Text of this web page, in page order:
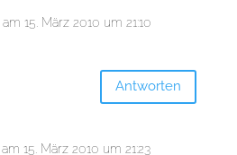
am 15. März 2010 um 21:10
Antworten
am 15. März 2010 um 21:23